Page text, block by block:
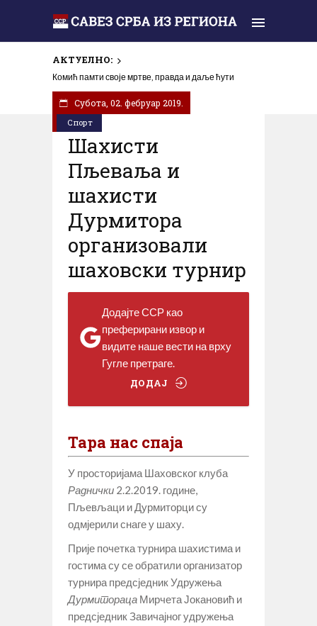
АКТУЕЛНО:
Комић памти своје мртве, правда и даље ћути
Спорт
Субота, 02. фебруар 2019.
Шaхисти
Пљеваља и
шахисти
Дурмитора
организовали
шаховски турнир
Додајте ССР као
преферирани извор и
видите наше вести на врху
Гугле претраге.
ДОДАЈ
Тара нас спаја
У просторијама Шаховског клуба
Раднички 2.2.2019. године,
Пљевљаци и Дурмиторци су
одмјерили снаге у шаху.
Прије почетка турнира шахистима и
гостима су се обратили организатор
турнира предсједник Удружења
Дурмитораца Мирчета Јокановић и
предсједник Завичајног удружења